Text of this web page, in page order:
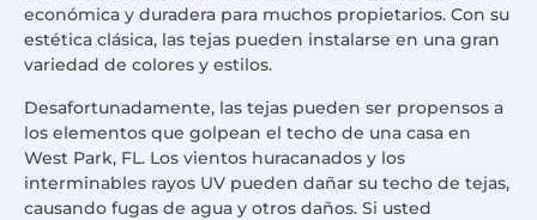
económica y duradera para muchos propietarios. Con su
estética clásica, las tejas pueden instalarse en una gran
variedad de colores y estilos.
Desafortunadamente, las tejas pueden ser propensos a
los elementos que golpean el techo de una casa en
West Park, FL. Los vientos huracanados y los
interminables rayos UV pueden dañar su techo de tejas,
causando fugas de agua y otros daños. Si usted